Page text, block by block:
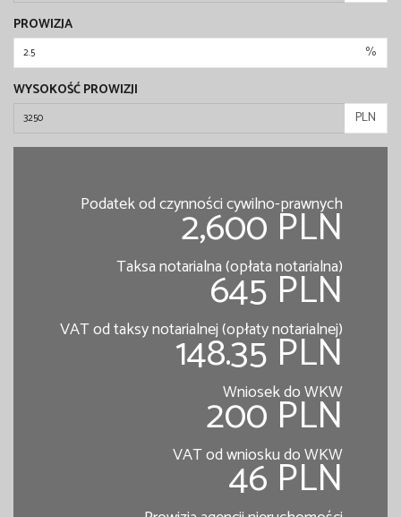
PROWIZJA
%
WYSOKOŚĆ PROWIZJI
PLN
Podatek od czynności cywilno-prawnych
2,600 PLN
Taksa notarialna (opłata notarialna)
645 PLN
VAT od taksy notarialnej (opłaty notarialnej)
148.35 PLN
Wniosek do WKW
200 PLN
VAT od wniosku do WKW
46 PLN